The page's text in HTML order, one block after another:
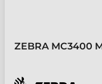
ZEBRA MC3400